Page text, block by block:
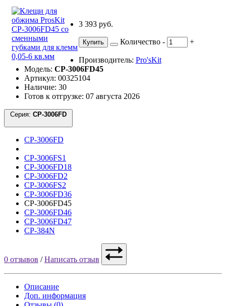
3 393 руб.
Купить Количество - +
Производитель: Pro'sKit
Модель: CP-3006FD45
Артикул: 00325104
Наличие: 30
Готов к отгрузке: 07 августа 2026
Серия:
CP-3006FD
CP-3006FS1
CP-3006FD18
CP-3006FD2
CP-3006FS2
CP-3006FD36
CP-3006FD45
CP-3006FD46
CP-3006FD47
CP-384N
0 отзывов /Написать отзыв
Описание
Доп. информация